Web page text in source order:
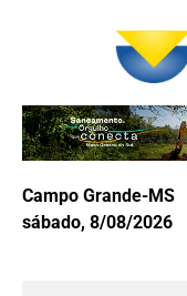
Campo Grande-MS
sábado, 8/08/2026